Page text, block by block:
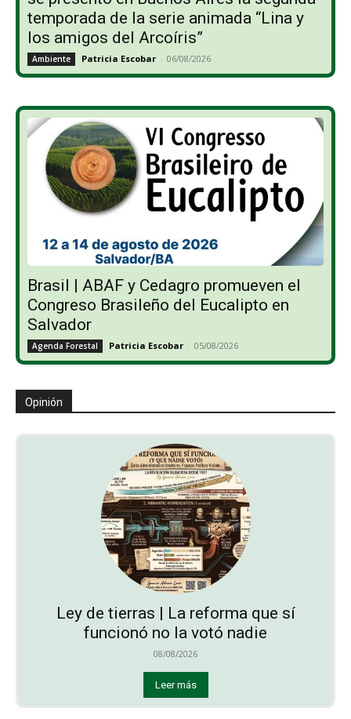
temporada de la serie animada “Lina y
los amigos del Arcoíris”
Ambiente Patricia Escobar - 06/08/2026
Brasil | ABAF y Cedagro promueven el
Congreso Brasileño del Eucalipto en
Salvador
Agenda Forestal Patricia Escobar - 05/08/2026
Opinión
Ley de tierras | La reforma que sí
funcionó no la votó nadie
08/08/2026
Leer más